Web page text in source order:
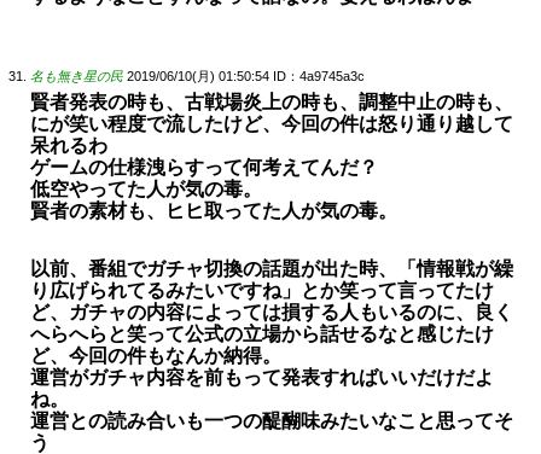
名も無き星の民 2019/06/10(月) 01:50:54 ID：4a9745a3c
賢者発表の時も、古戦場炎上の時も、調整中止の時も、
にが笑い程度で流したけど、今回の件は怒り通り越して
呆れるわ
ゲームの仕様洩らすって何考えてんだ？
低空やってた人が気の毒。
賢者の素材も、ヒヒ取ってた人が気の毒。
以前、番組でガチャ切換の話題が出た時、「情報戦が繰
り広げられてるみたいですね」とか笑って言ってたけ
ど、ガチャの内容によっては損する人もいるのに、良く
へらへらと笑って公式の立場から話せるなと感じたけ
ど、今回の件もなんか納得。
運営がガチャ内容を前もって発表すればいいだけだよ
ね。
運営との読み合いも一つの醍醐味みたいなこと思ってそ
う